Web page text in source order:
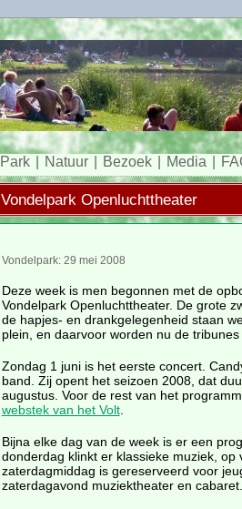
Park Natuur Bezoek Media
Vondelpark Openluchttheater
Vondelpark: 29 mei 2008
Deze week is men begonnen met de
Vondelpark Openluchttheater. De grote
de hapjes- en drankgelegenheid staan
plein, en daarvoor worden nu de
Zondag 1 juni is het eerste concert.
band. Zij opent het seizoen 2008, dat
augustus. Voor de rest van het
webstek van het Volt.
Bijna elke dag van de week is er een
donderdag klinkt er klassieke muziek, op
zaterdagmiddag is gereserveerd voor
zaterdagavond muziektheater en cabaret.